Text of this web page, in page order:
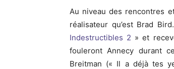
Au niveau des rencontres
réalisateur qu’est Brad
Indestructibles 2 » et
fouleront Annecy durant
Breitman (« Il a déjà tes